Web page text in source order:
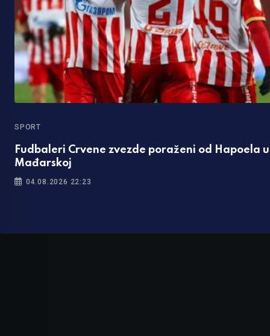
SPORT
Fudbaleri Crvene zvezde poraženi od Hapoela u
Mađarskoj
04.08.2026 22:23